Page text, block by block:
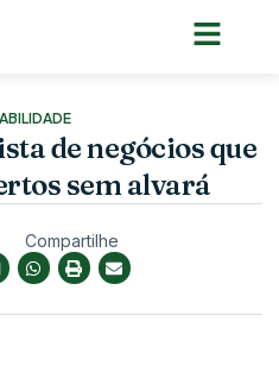
de negócios que
sem alvará
Compartilhe